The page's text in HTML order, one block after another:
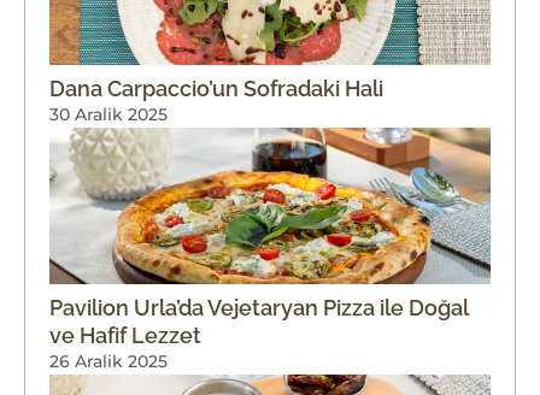
Dana Carpaccio’un Sofradaki Hali
30 Aralik 2025
Pavilion Urla’da Vejetaryan Pizza ile Doğal
ve Hafif Lezzet
26 Aralik 2025